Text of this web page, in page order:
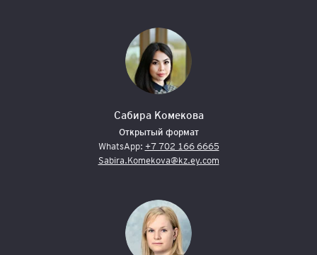
Сабира Комекова
Открытый формат
WhatsApp: +7 702 166 6665
Sabira.Komekova@kz.ey.com